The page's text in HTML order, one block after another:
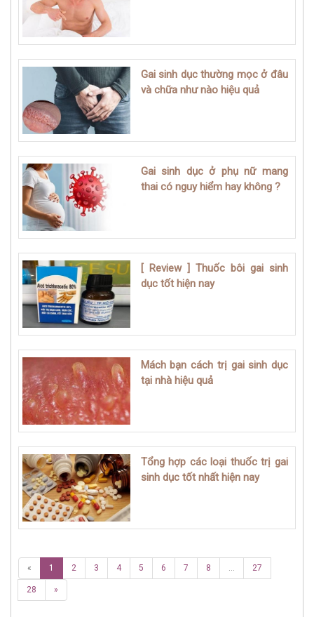
Gai sinh dục thường mọc ở đâu
và chữa như nào hiệu quả
Gai sinh dục ở phụ nữ mang
thai có nguy hiểm hay không ?
[ Review ] Thuốc bôi gai sinh
dục tốt hiện nay
Mách bạn cách trị gai sinh dục
tại nhà hiệu quả
Tổng hợp các loại thuốc trị gai
sinh dục tốt nhất hiện nay
« 1 2 3 4 5 6 7 8 27
28 »